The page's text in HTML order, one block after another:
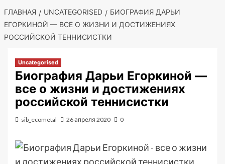
ГЛАВНАЯ UNCATEGORISED
БИОГРАФИЯ ДАРЬИ
ЕГОРКИНОЙ — ВСЕ О ЖИЗНИ И ДОСТИЖЕНИЯХ
РОССИЙСКОЙ ТЕННИСИСТКИ
Uncategorised
Биография Дарьи Егоркиной —
все о жизни и достижениях
российской теннисистки
sib_ecometal 26 апреля 2020 0